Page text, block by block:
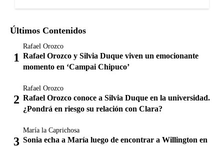
Últimos Contenidos
Rafael Orozco
Rafael Orozco y Silvia Duque viven un emocionante
momento en ‘Campai Chipuco’
Rafael Orozco
Rafael Orozco conoce a Silvia Duque en la universidad.
¿Pondrá en riesgo su relación con Clara?
María la Caprichosa
Sonia echa a María luego de encontrar a Willington en